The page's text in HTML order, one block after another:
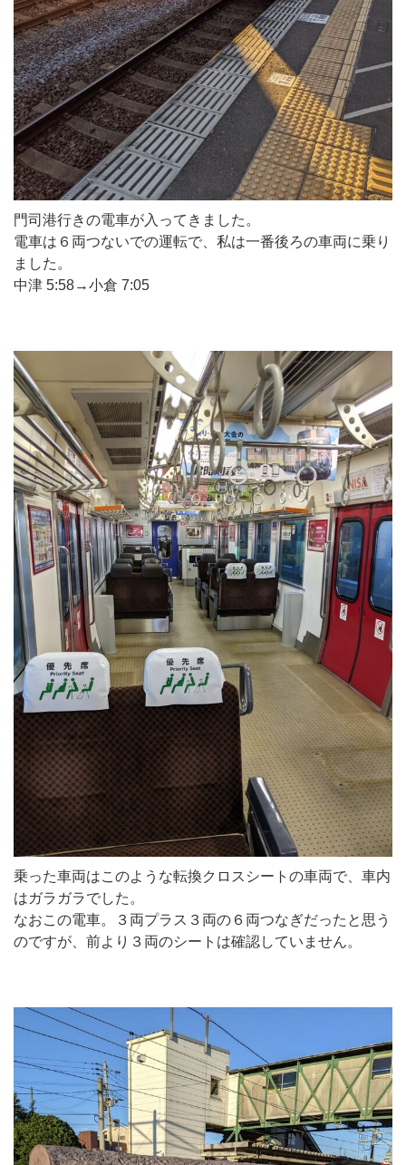
門司港行きの電車が入ってきました。
電車は６両つないでの運転で、私は一番後ろの車両に乗り
ました。
中津 5:58→小倉 7:05
乗った車両はこのような転換クロスシートの車両で、車内
はガラガラでした。
なおこの電車。３両プラス３両の６両つなぎだったと思う
のですが、前より３両のシートは確認していません。